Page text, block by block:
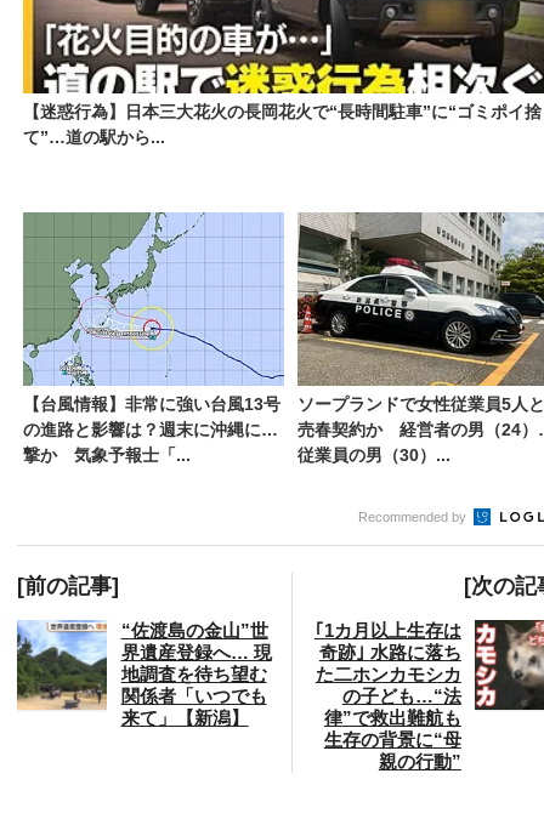
【迷惑行為】日本三大花火の長岡花火で“長時間駐車”に“ゴミポイ捨
て”…道の駅から...
【台風情報】非常に強い台風13号
の進路と影響は？週末に沖縄に直
撃か 気象予報士「...
ソープランドで女性従業員5人と
売春契約か 経営者の男（24）
従業員の男（30）...
Recommended by
[前の記事]
“佐渡島の金山”世
界遺産登録へ… 現
地調査を待ち望む
関係者「いつでも
来て」【新潟】
[次の記
｢1カ月以上生存は
奇跡｣ 水路に落ち
た二ホンカモシカ
の子ども…“法
律”で救出難航も
生存の背景に“母
親の行動”